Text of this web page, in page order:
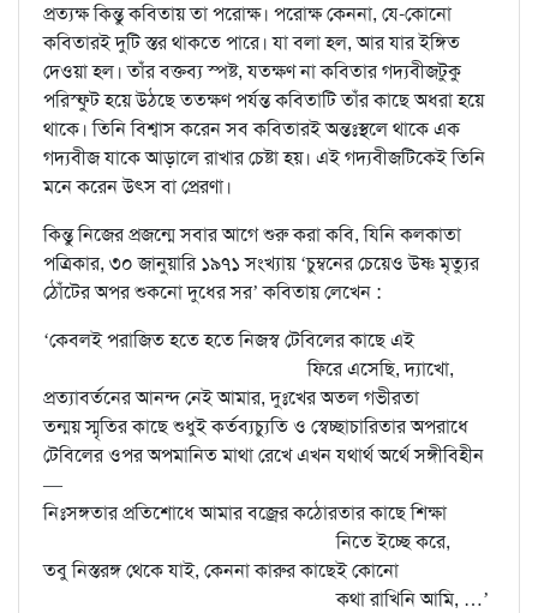
প্রত্যক্ষ কিন্তু কবিতায় তা পরোক্ষ। পরোক্ষ কেননা, যে-কোনো
কবিতারই দুটি স্তর থাকতে পারে। যা বলা হল, আর যার ইঙ্গিত
দেওয়া হল। তাঁর বক্তব্য স্পষ্ট, যতক্ষণ না কবিতার গদ্যবীজটুকু
পরিস্ফুট হয়ে উঠছে ততক্ষণ পর্যন্ত কবিতাটি তাঁর কাছে অধরা হয়ে
থাকে। তিনি বিশ্বাস করেন সব কবিতারই অন্তঃস্থলে থাকে এক
গদ্যবীজ যাকে আড়ালে রাখার চেষ্টা হয়। এই গদ্যবীজটিকেই তিনি
মনে করেন উৎস বা প্রেরণা।
কিন্তু নিজের প্রজন্মে সবার আগে শুরু করা কবি, যিনি কলকাতা
পত্রিকার, ৩০ জানুয়ারি ১৯৭১ সংখ্যায় ‘চুম্বনের চেয়েও উষ্ণ মৃত্যুর
ঠোঁটের অপর শুকনো দুধের সর’ কবিতায় লেখেন :
‘কেবলই পরাজিত হতে হতে নিজস্ব টেবিলের কাছে এই
ফিরে এসেছি, দ্যাখো,
প্রত্যাবর্তনের আনন্দ নেই আমার, দুঃখের অতল গভীরতা
তন্ময় স্মৃতির কাছে শুধুই কর্তব্যচ্যুতি ও স্বেচ্ছাচারিতার অপরাধে
টেবিলের ওপর অপমানিত মাথা রেখে এখন যথার্থ অর্থে সঙ্গীবিহীন
—
নিঃসঙ্গতার প্রতিশোধে আমার বজ্রের কঠোরতার কাছে শিক্ষা
নিতে ইচ্ছে করে,
তবু নিস্তরঙ্গ থেকে যাই, কেননা কারুর কাছেই কোনো
কথা রাখিনি আমি, …’